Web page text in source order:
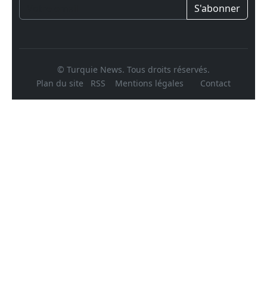
S'abonner
© Turquie News. Tous droits réservés.
Plan du site
RSS Mentions légales Contact